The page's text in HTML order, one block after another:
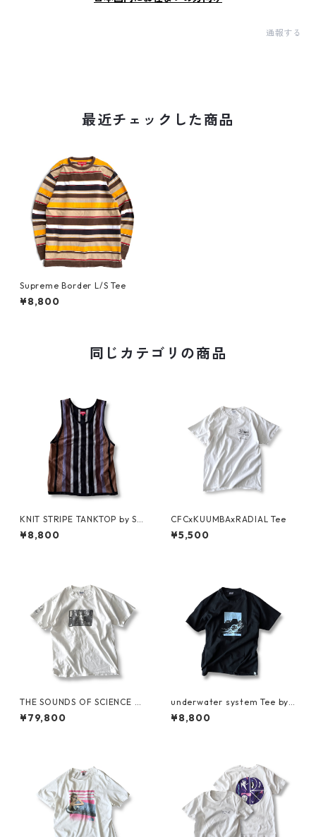
通報する
最近チェックした商品
Supreme Border L/S Tee
¥8,800
同じカテゴリの商品
KNIT STRIPE TANKTOP by Su
preme
¥8,800
CFCxKUUMBAxRADIAL Tee
¥5,500
THE SOUNDS OF SCIENCE fo
r Grand Royal Tee by BEASTI
E BOYS
¥79,800
underwater system Tee by S
ARCASTIC
¥8,800